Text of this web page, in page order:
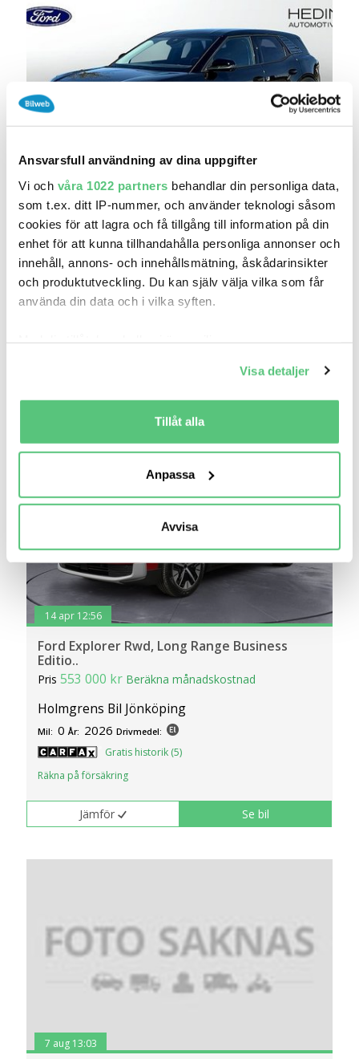
Ansvarsfull användning av dina uppgifter
Vi och våra 1022 partners behandlar din personliga data,
som t.ex. ditt IP-nummer, och använder teknologi såsom
cookies för att lagra och få tillgång till information på din
enhet för att kunna tillhandahålla personliga annonser och
innehåll, annons- och innehållsmätning, åskådarinsikter
och produktutveckling. Du kan själv välja vilka som får
använda din data och i vilka syften.
som kan ha en noggrannhet på upp till flera meter
Identifiera din enhet genom att aktivt skanna den
för specifika kännetecken (fingeravtryck)
Ta reda på mer om hur dina personliga uppgifter
Du kan ändra eller dra tillbaka ditt samtycke när som
helst från cookie-förklaringen.
en säker - och trygg marknadsplats och för att kunna ge
dig relevanta tips, nyheter och anpassad reklam. Genom
att klicka på Tillåt alla godkänner du vår hantering av
information om din användning av webbplatsen med våra
partners. För att ändra vilka typer av cookies vi använder
inställningar för cookies.
Visa detaljer
Tillåt alla
Anpassa
Avvisa
4 maj 13:43
Ford Explorer Long Range BUS ED | DEMO
Pris459 900 kr Beräkna månadskostnad
367 920 kr exkl.moms
Hedin Automotive Ford Värnamo
Mil: 1 År: 2026 Drivmedel:
Räkna på försäkring
14 apr 12:56
Ford Explorer Rwd, Long Range Business
Editio..
Pris553 000 kr Beräkna månadskostnad
Holmgrens Bil Jönköping
Mil: 0 År: 2026 Drivmedel:
Gratis historik (5)
Räkna på försäkring
Jämför Se bil
7 aug 13:03